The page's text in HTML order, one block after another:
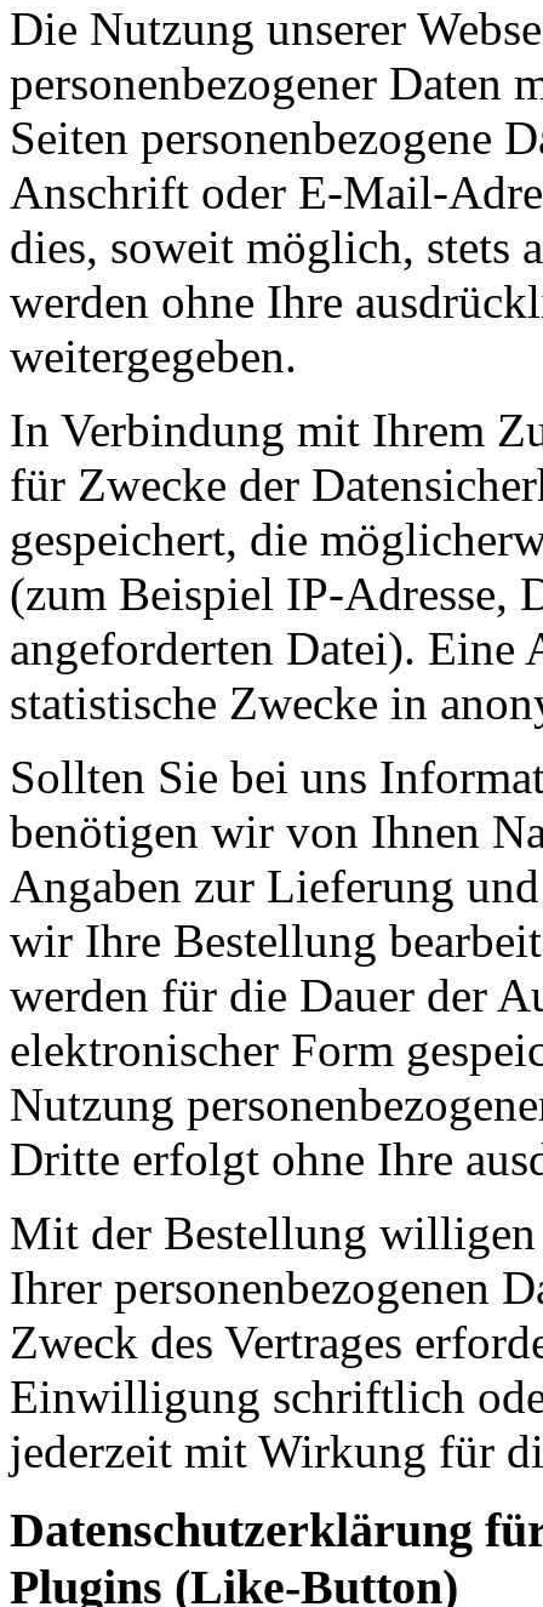
Die Nutzung unserer
personenbezogener Daten
Seiten personenbezogene
Anschrift oder E-Mail-
dies, soweit möglich, stets
werden ohne Ihre
weitergegeben.
In Verbindung mit Ihrem
für Zwecke der
gespeichert, die
(zum Beispiel IP-Adresse,
angeforderten Datei). Eine
statistische Zwecke in
Sollten Sie bei uns
benötigen wir von Ihnen
Angaben zur Lieferung
wir Ihre Bestellung
werden für die Dauer der
elektronischer Form
Nutzung
Dritte erfolgt ohne Ihre
Mit der Bestellung willigen
Ihrer personenbezogenen
Zweck des Vertrages
Einwilligung schriftlich
jederzeit mit Wirkung für
Datenschutzerklärung
Plugins (Like-Button)